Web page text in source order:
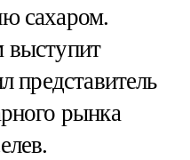
сахаром.
выступит
представитель
рынка